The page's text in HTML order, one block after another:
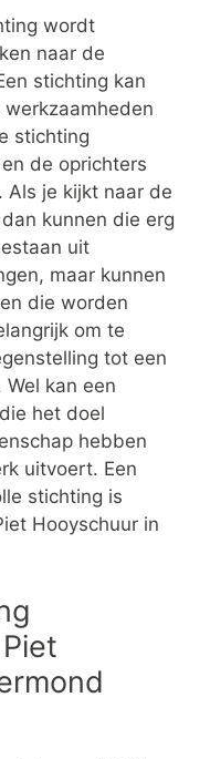
wordt
naar de
stichting kan
stichting
de oprichters
Als je kijkt naar de
kunnen die erg
uit
maar kunnen
die worden
om te
tot een
kan een
het doel
hebben
uitvoert. Een
stichting is
Hooyschuur in